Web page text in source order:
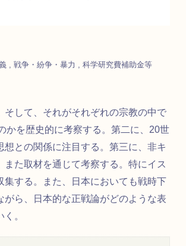
, 戦争・紛争・暴力 , 科学研究費補助金等
して、それがそれぞれの宗教の中で
を歴史的に考察する。第二に、 20世
との関係に注目する。第三に、非キ
た取材を通じて考察する。特にイス
する。また、日本においても戦時下
ら、日本的な正戦論がどのような表
。